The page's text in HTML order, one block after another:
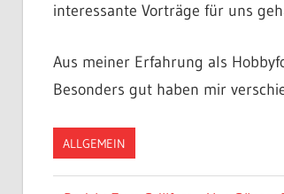
|
Nagai
interessante Vorträge für uns
Aus meiner Erfahrung als
Besonders gut haben mir
ALLGEMEIN